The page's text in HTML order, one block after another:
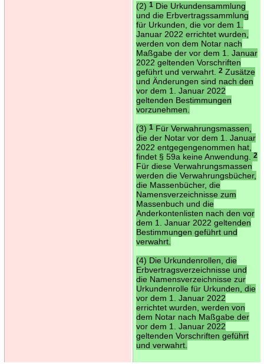
(2) 1Die Urkundensammlung
und die Erbvertragssammlung
für Urkunden, die vor dem 1.
Januar 2022 errichtet wurden,
werden von dem Notar nach
Maßgabe der vor dem 1. Januar
2022 geltenden Vorschriften
geführt und verwahrt.
2Zusätze
und Änderungen sind nach den
vor dem 1. Januar 2022
geltenden Bestimmungen
vorzunehmen.
(3) 1Für Verwahrungsmassen,
die der Notar vor dem 1. Januar
2022 entgegengenommen hat,
findet § 59a keine Anwendung.
2
Für diese Verwahrungsmassen
werden die Verwahrungsbücher,
die Massenbücher, die
Namensverzeichnisse zum
Massenbuch und die
Anderkontenlisten nach den vor
dem 1. Januar 2022 geltenden
Bestimmungen geführt und
verwahrt.
(4) Die Urkundenrollen, die
Erbvertragsverzeichnisse und
die Namensverzeichnisse zur
Urkundenrolle für Urkunden, die
vor dem 1. Januar 2022
errichtet wurden, werden von
dem Notar nach Maßgabe der
vor dem 1. Januar 2022
geltenden Vorschriften geführt
und verwahrt.